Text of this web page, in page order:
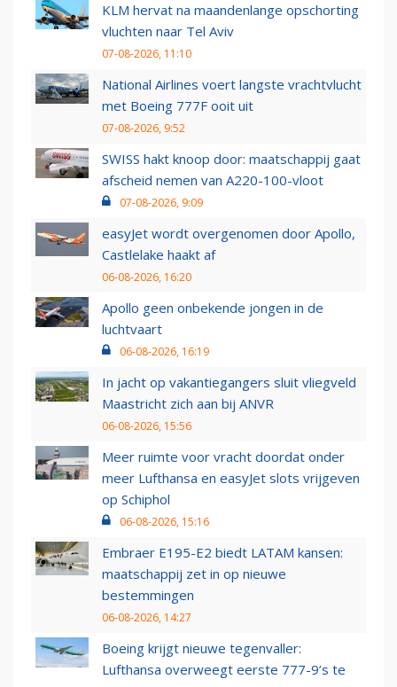
KLM hervat na maandenlange opschorting
vluchten naar Tel Aviv
07-08-2026, 11:10
National Airlines voert langste vrachtvlucht
met Boeing 777F ooit uit
07-08-2026, 9:52
SWISS hakt knoop door: maatschappij gaat
afscheid nemen van A220-100-vloot
07-08-2026, 9:09
easyJet wordt overgenomen door Apollo,
Castlelake haakt af
06-08-2026, 16:20
Apollo geen onbekende jongen in de
luchtvaart
06-08-2026, 16:19
In jacht op vakantiegangers sluit vliegveld
Maastricht zich aan bij ANVR
06-08-2026, 15:56
Meer ruimte voor vracht doordat onder
meer Lufthansa en easyJet slots vrijgeven
op Schiphol
06-08-2026, 15:16
Embraer E195-E2 biedt LATAM kansen:
maatschappij zet in op nieuwe
bestemmingen
06-08-2026, 14:27
Boeing krijgt nieuwe tegenvaller:
Lufthansa overweegt eerste 777-9’s te